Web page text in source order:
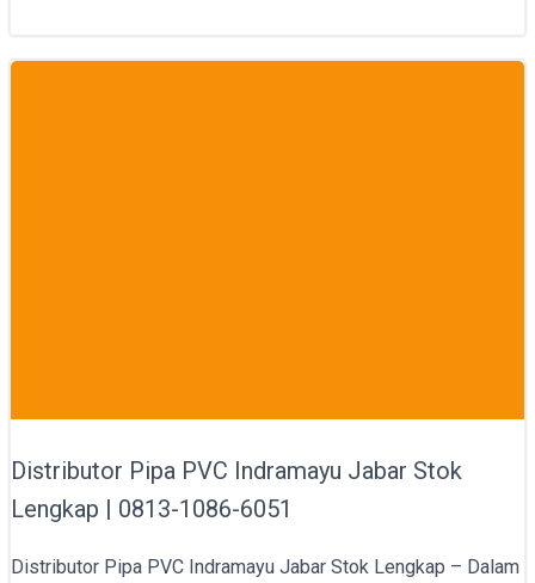
Distributor Pipa PVC Indramayu Jabar Stok
Lengkap | 0813-1086-6051
Distributor Pipa PVC Indramayu Jabar Stok Lengkap – Dalam